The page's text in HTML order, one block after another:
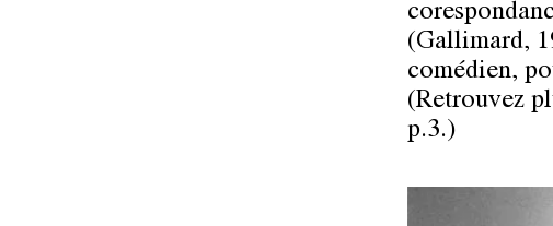
(Gallimard,
comédien,
(Retrouvez
p.3.)